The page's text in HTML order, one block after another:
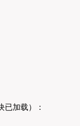
加载）：